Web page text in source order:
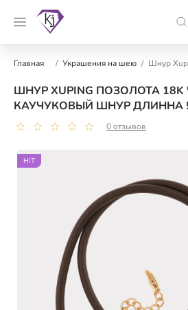
Главная Украшения на шею Шнур
ШНУР XUPING ПОЗОЛОТА
КАУЧУКОВЫЙ ШНУР ДЛИННА
0 отзывов
HIT